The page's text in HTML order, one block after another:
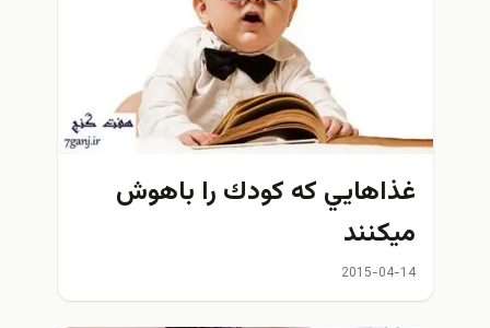
غذاهايي كه كودك را باهوش
ميكنند
2015-04-14